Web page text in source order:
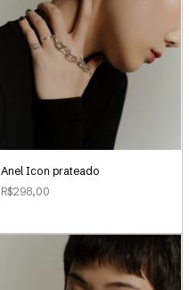
Anel Icon prateado
R$298,00